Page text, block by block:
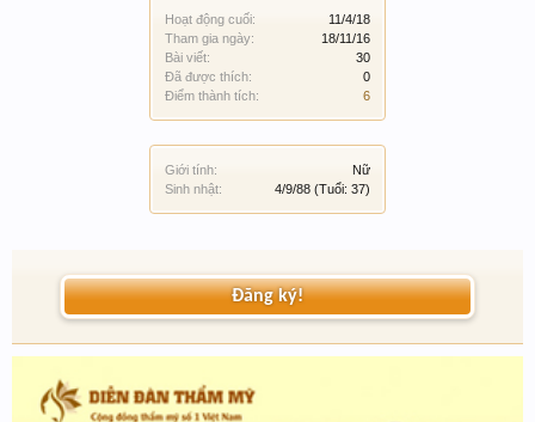
Hoạt động cuối:
11/4/18
Tham gia ngày:
18/11/16
Bài viết:
30
Đã được thích:
0
Điểm thành tích:
6
Giới tính:
Nữ
Sinh nhật:
4/9/88 (Tuổi: 37)
Đăng ký!